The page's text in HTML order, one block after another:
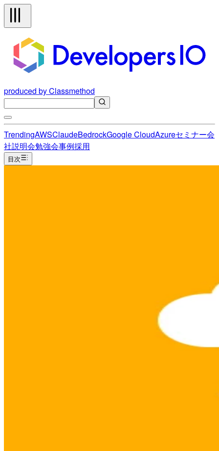
produced by Classmethod
TrendingAWSClaudeBedrockGoogle CloudAzureセミナー会
社説明会勉強会事例採用
目次